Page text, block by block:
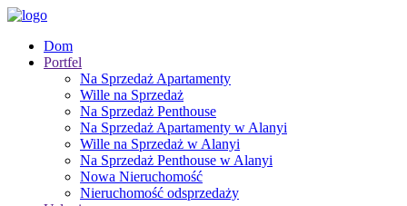
Dom
Portfel
Na Sprzedaż Apartamenty
Wille na Sprzedaż
Na Sprzedaż Penthouse
Na Sprzedaż Apartamenty w Alanyi
Wille na Sprzedaż w Alanyi
Na Sprzedaż Penthouse w Alanyi
Nowa Nieruchomość
Nieruchomość odsprzedaży